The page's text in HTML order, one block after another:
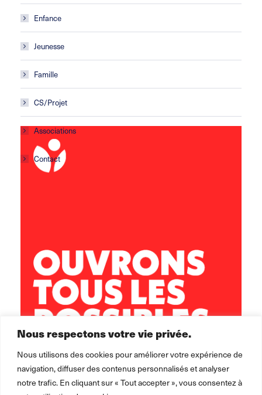
Nous respectons votre vie privée.
Nous utilisons des cookies pour améliorer votre expérience de
navigation, diffuser des contenus personnalisés et analyser
notre trafic. En cliquant sur « Tout accepter », vous consentez à
Enfance
Jeunesse
Famille
CS/Projet
Associations
Contact
brest.horizons@leolagrange.org